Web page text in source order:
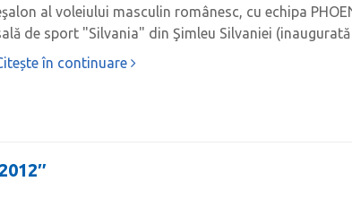
al voleiului masculin românesc, cu echipa
de sport "Silvania" din Şimleu Silvaniei
în continuare